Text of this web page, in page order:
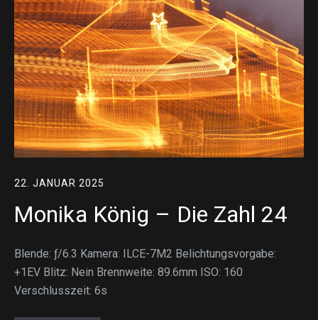
22. JANUAR 2025
Monika König – Die Zahl 24
Blende: ƒ/6.3 Kamera: ILCE-7M2 Belichtungsvorgabe:
+1EV Blitz: Nein Brennweite: 89.6mm ISO: 160
Verschlusszeit: 6s